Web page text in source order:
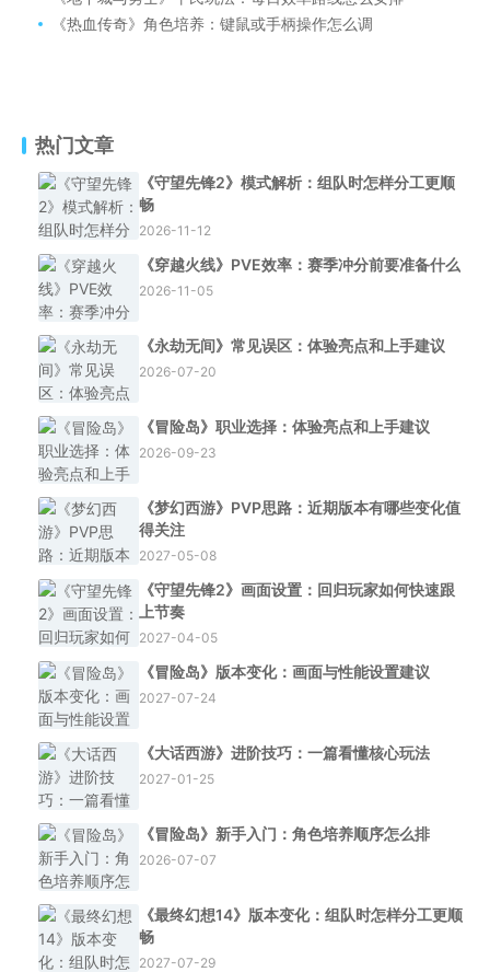
《热血传奇》角色培养：键鼠或手柄操作怎么调
热门文章
《守望先锋2》模式解析：组队时怎样分工更顺
畅
2026-11-12
《穿越火线》PVE效率：赛季冲分前要准备什么
2026-11-05
《永劫无间》常见误区：体验亮点和上手建议
2026-07-20
《冒险岛》职业选择：体验亮点和上手建议
2026-09-23
《梦幻西游》PVP思路：近期版本有哪些变化值
得关注
2027-05-08
《守望先锋2》画面设置：回归玩家如何快速跟
上节奏
2027-04-05
《冒险岛》版本变化：画面与性能设置建议
2027-07-24
《大话西游》进阶技巧：一篇看懂核心玩法
2027-01-25
《冒险岛》新手入门：角色培养顺序怎么排
2026-07-07
《最终幻想14》版本变化：组队时怎样分工更顺
畅
2027-07-29